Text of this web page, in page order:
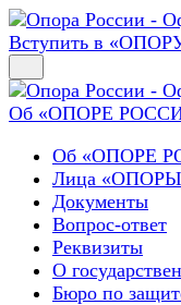
Вступить в
Об «ОПОРЕ
Об «ОПОРЕ
Лица
Документы
Вопрос-ответ
Реквизиты
О
Бюро по